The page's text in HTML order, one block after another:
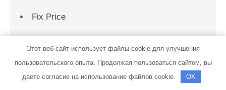
Fix Price
Fix Price
Fix Price
Этот веб-сайт использует файлы cookie для улучшения
пользовательского опыта. Продолжая пользоваться сайтом, вы
даете согласие на использование файлов cookie.
OK